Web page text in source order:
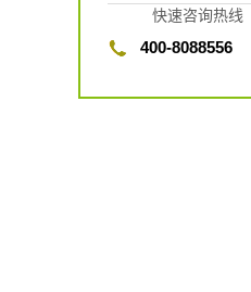
快速咨询热线
400-8088556